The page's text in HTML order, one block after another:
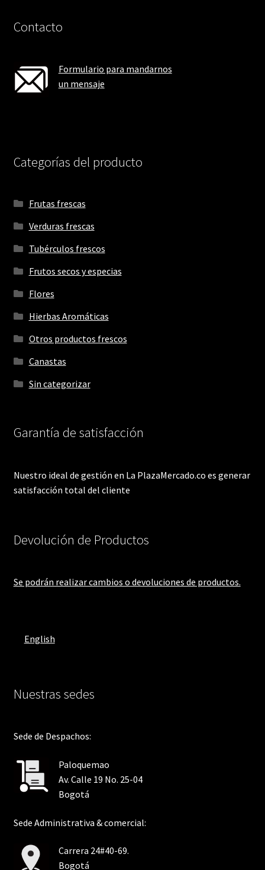
Contacto
Formulario para mandarnos
un mensaje
Categorías del producto
Frutas frescas
Verduras frescas
Tubérculos frescos
Frutos secos y especias
Flores
Hierbas Aromáticas
Otros productos frescos
Canastas
Sin categorizar
Garantía de satisfacción
Nuestro ideal de gestión en La PlazaMercado.co es generar
satisfacción total del cliente
Devolución de Productos
Se podrán realizar cambios o devoluciones de productos.
English
Nuestras sedes
Sede de Despachos:
Paloquemao
Av. Calle 19 No. 25-04
Bogotá
Sede Administrativa & comercial:
Carrera 24#40-69.
Bogotá